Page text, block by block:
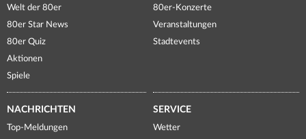
Welt der 80er
80er Star News
80er Quiz
Aktionen
Spiele
80er-Konzerte
Veranstaltungen
Stadtevents
NACHRICHTEN
Top-Meldungen
SERVICE
Wetter